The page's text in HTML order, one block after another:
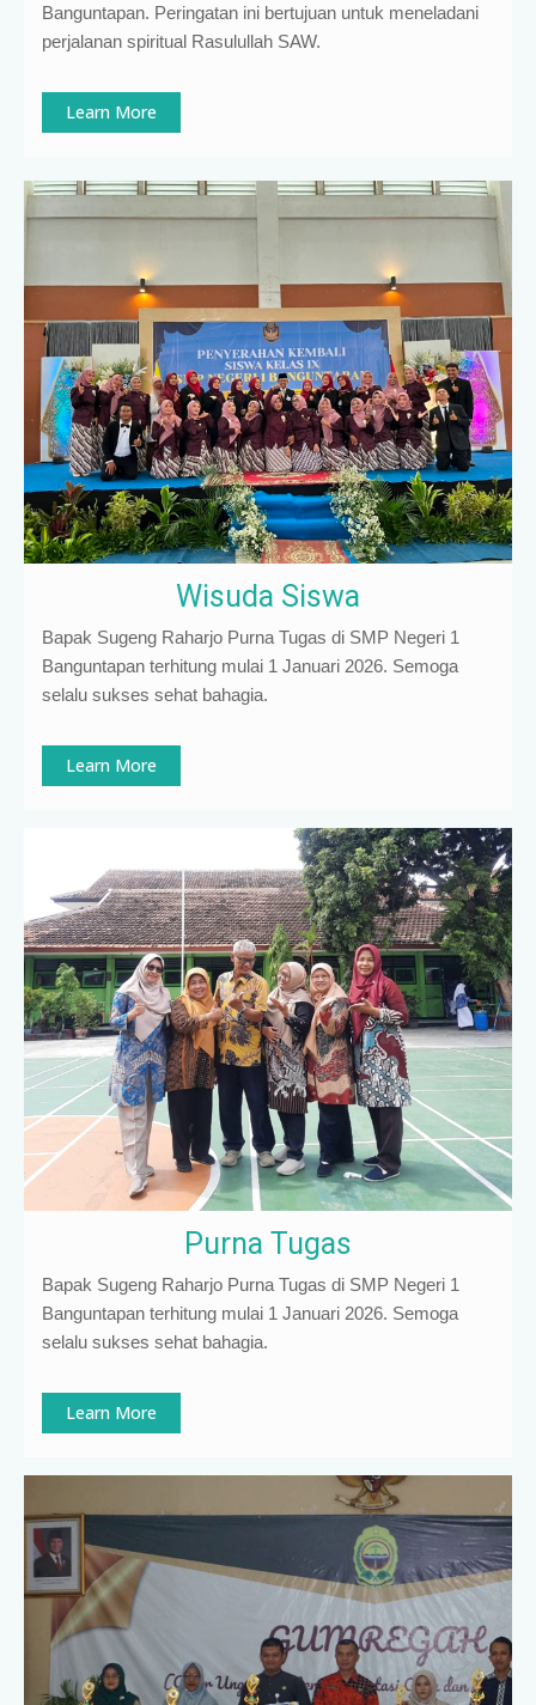
Banguntapan. Peringatan ini bertujuan untuk meneladani
perjalanan spiritual Rasulullah SAW.
Learn More
Wisuda Siswa
Bapak Sugeng Raharjo Purna Tugas di SMP Negeri 1
Banguntapan terhitung mulai 1 Januari 2026. Semoga
selalu sukses sehat bahagia.
Learn More
Purna Tugas
Bapak Sugeng Raharjo Purna Tugas di SMP Negeri 1
Banguntapan terhitung mulai 1 Januari 2026. Semoga
selalu sukses sehat bahagia.
Learn More